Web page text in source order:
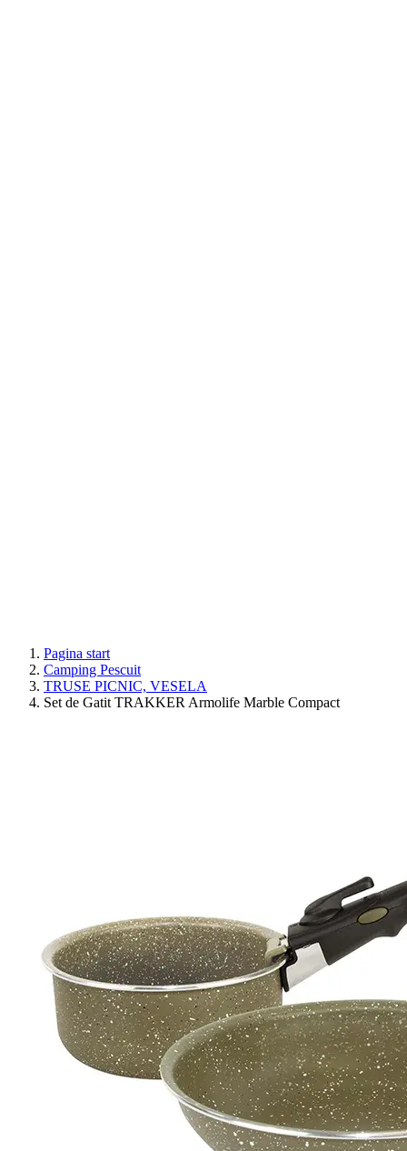
Pagina start
Camping Pescuit
TRUSE PICNIC, VESELA
Set de Gatit TRAKKER Armolife Marble Compact